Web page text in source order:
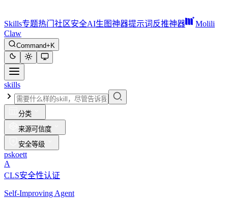
Skills专题热门 社区安全AI生图神器提示词反推神器
Molili
Claw
Command+K
skills
分类
来源可信度
安全等级
pskoett
A
CLS安全性认证
Self-Improving Agent